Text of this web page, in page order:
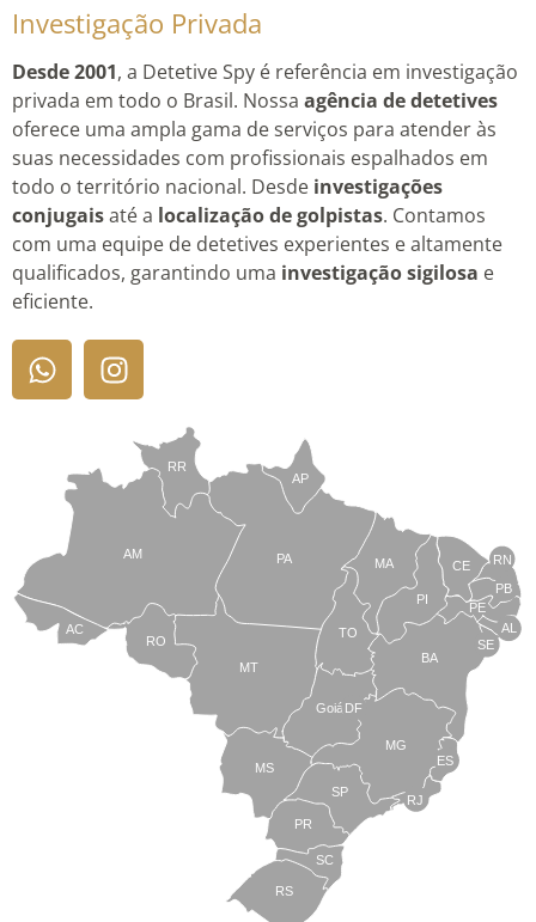
Investigação Privada
Desde 2001, a Detetive Spy é referência em investigação
privada em todo o Brasil. Nossa agência de detetives
oferece uma ampla gama de serviços para atender às
suas necessidades com profissionais espalhados em
todo o território nacional. Desde investigações
conjugaisaté a localização de golpistas. Contamos
com uma equipe de detetives experientes e altamente
qualificados, garantindo uma investigação sigilosa e
eficiente.
TO
BA
SE
PE
AL
RN
CE
PI
MA
AP
PA
RR
AM
AC
RO
MT
MS
Goiás
PR
SC
RS
SP
MG
RJ
ES
DF
PB